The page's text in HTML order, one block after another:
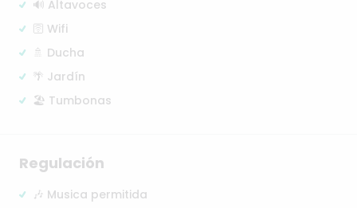
🔊 Altavoces
🛜 Wifi
🚿 Ducha
🌴 Jardín
🏖️ Tumbonas
Regulación
🎶 Musica permitida